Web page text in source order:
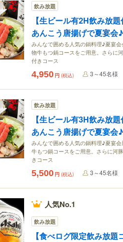
飲み放題
【生ビール有2H飲み放
あんこう唐揚げで夏宴会♪
みんなで囲める人気の鍋料理♪夏宴
物牛もつ鍋コースをご用意。さらに
付きコース
4,950 円 (税込) 3～45名様
飲み放題
【生ビール有3H飲み放
あんこう唐揚げで夏宴会♪
みんなで囲める人気の鍋料理♪夏宴
牛もつ鍋コースをご用意。さらに河
きコース
5,500 円 (税込) 3～45名様
人気No.1
飲み放題
【食べログ限定飲み放